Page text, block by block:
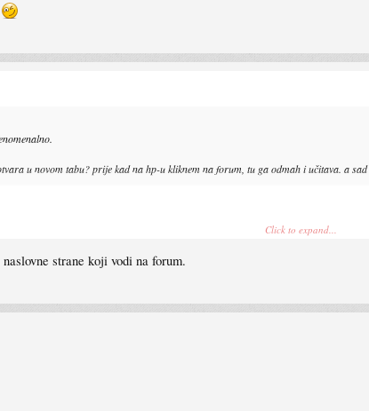
u novom tabu? prije kad na hp-u kliknem na forum, tu ga odmah i učitava. a
promjene pa ce se linkovi ponovo otvarati u novom prozoru. Hvala na
Click to expand...
strane koji vodi na forum.